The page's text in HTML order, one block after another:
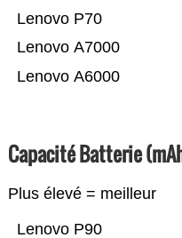
Lenovo A6000
Lenovo A7000
Lenovo P70
Capacité Batterie
Plus élevé = meilleur
Lenovo P90